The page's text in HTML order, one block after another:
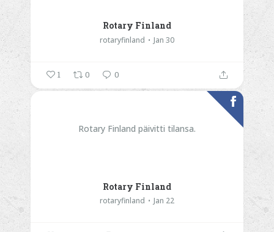
Rotary Finland
rotaryfinland Jan 30
1 0 0
Rotary Finland päivitti tilansa.
Rotary Finland
rotaryfinland Jan 22